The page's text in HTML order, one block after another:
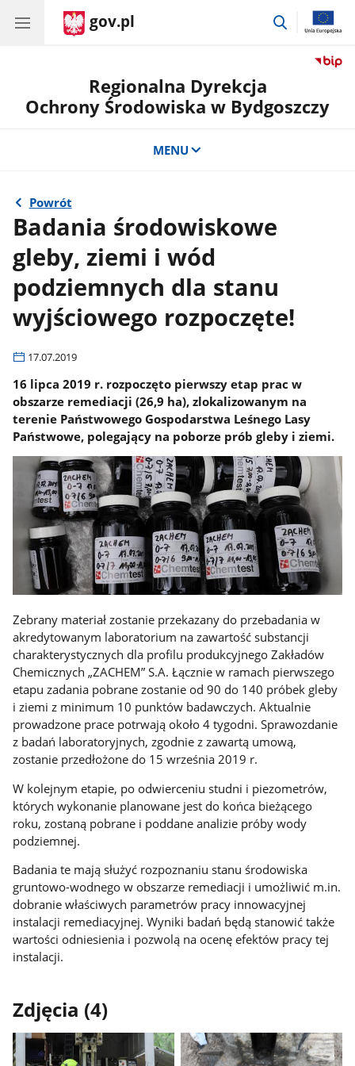
gov.pl
przejdź
Regionalna Dyrekcja
Ochrony Środowiska w Bydgoszczy
MENU
Powrót
Badania środowiskowe
gleby, ziemi i wód
podziemnych dla stanu
wyjściowego rozpoczęte!
17.07.2019
16 lipca 2019 r. rozpoczęto pierwszy etap prac w
obszarze remediacji (26,9 ha), zlokalizowanym na
terenie Państwowego Gospodarstwa Leśnego Lasy
Państwowe, polegający na poborze prób gleby i ziemi.
Zebrany materiał zostanie przekazany do przebadania w
akredytowanym laboratorium na zawartość substancji
charakterystycznych dla profilu produkcyjnego Zakładów
Chemicznych „ZACHEM” S.A. Łącznie w ramach pierwszego
etapu zadania pobrane zostanie od 90 do 140 próbek gleby
i ziemi z minimum 10 punktów badawczych. Aktualnie
prowadzone prace potrwają około 4 tygodni. Sprawozdanie
z badań laboratoryjnych, zgodnie z zawartą umową,
zostanie przedłożone do 15 września 2019 r.
W kolejnym etapie, po odwierceniu studni i piezometrów,
których wykonanie planowane jest do końca bieżącego
roku, zostaną pobrane i poddane analizie próby wody
podziemnej.
Badania te mają służyć rozpoznaniu stanu środowiska
gruntowo-wodnego w obszarze remediacji i umożliwić m.in.
dobranie właściwych parametrów pracy innowacyjnej
instalacji remediacyjnej. Wyniki badań będą stanowić także
wartości odniesienia i pozwolą na ocenę efektów pracy tej
instalacji.
Zdjęcia (4)